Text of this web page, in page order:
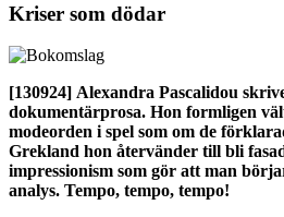
Kriser som dödar
[130924] Alexandra Pascalidou
dokumentärprosa. Hon formligen
modeorden i spel som om de
Grekland hon återvänder till bli
impressionism som gör att man
analys. Tempo, tempo, tempo!